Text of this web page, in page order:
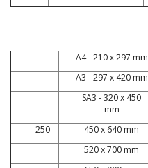
A4 - 210 x 297 mm
A3 - 297 x 420 mm
SA3 - 320 x 450
mm
250 450 x 640 mm
520 x 700 mm